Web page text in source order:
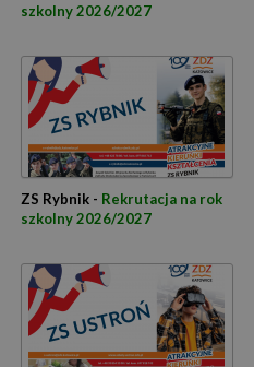
szkolny 2026/2027
ZS Rybnik - Rekrutacja na rok
szkolny 2026/2027